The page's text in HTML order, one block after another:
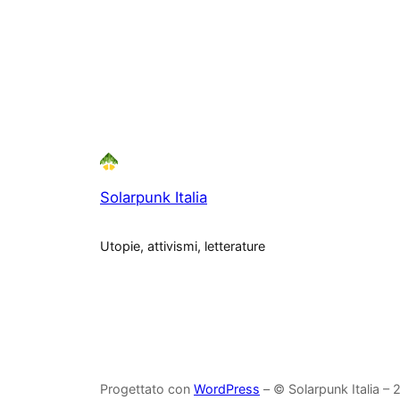
Solarpunk Italia
Utopie, attivismi, letterature
Progettato con WordPress – © Solarpunk Italia –